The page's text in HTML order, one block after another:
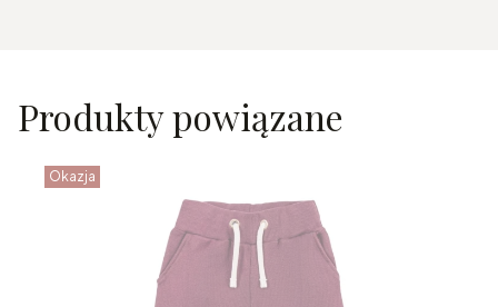
Produkty powiązane
Okazja